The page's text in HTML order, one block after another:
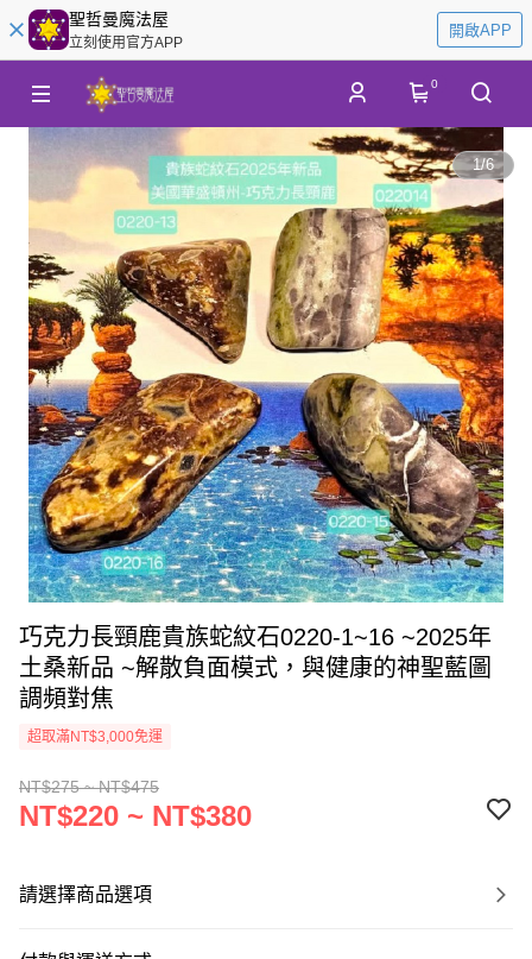
聖哲曼魔法屋
立刻使用官方APP
開啟APP
0
1/6
巧克力長頸鹿貴族蛇紋石0220-1~16 ~2025年
土桑新品 ~解散負面模式，與健康的神聖藍圖
調頻對焦
超取滿NT$3,000免運
NT$275 ~ NT$475
NT$220 ~ NT$380
請選擇商品選項